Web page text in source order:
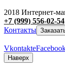
2018 Интернет-
+7 (999) 556-02-54
Контакты
Vkontakte
Наверх